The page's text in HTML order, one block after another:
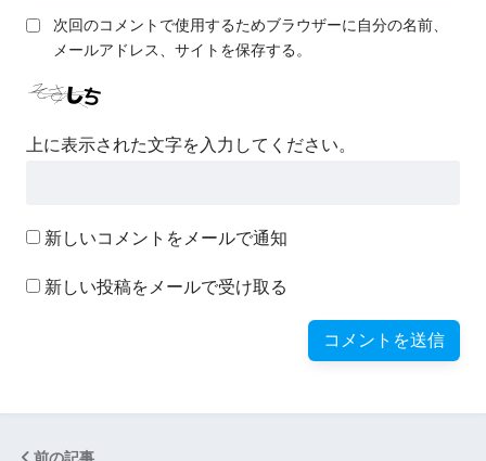
次回のコメントで使用するためブラウザーに自分の名前、
メールアドレス、サイトを保存する。
上に表示された文字を入力してください。
新しいコメントをメールで通知
新しい投稿をメールで受け取る